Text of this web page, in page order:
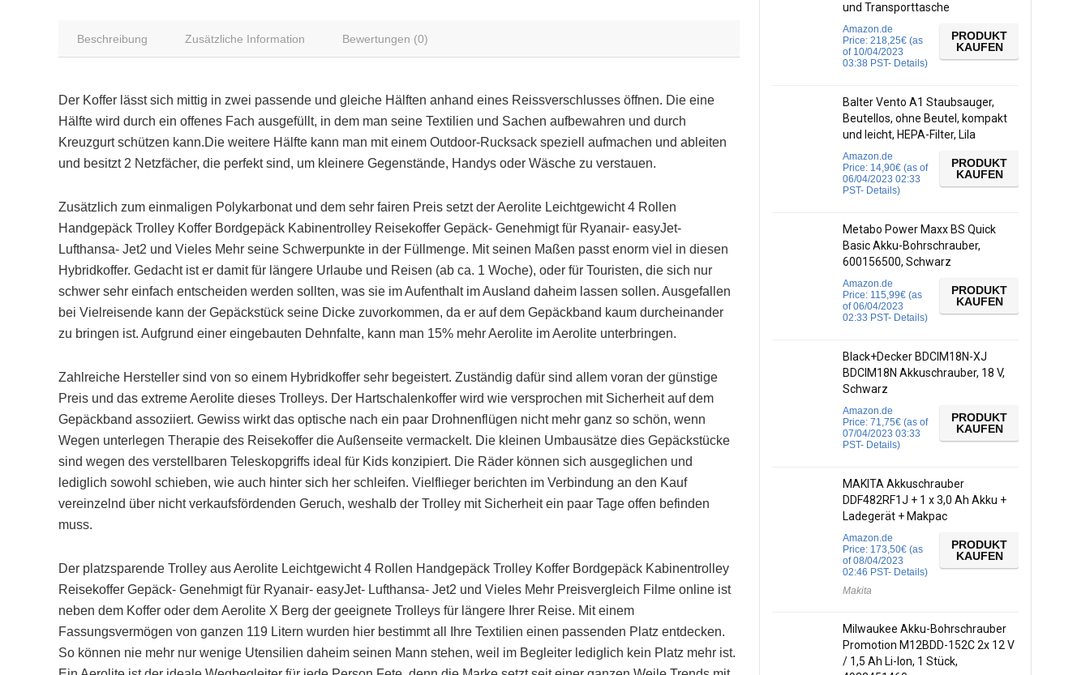
Beschreibung Zusätzliche Information Bewertungen (0)
Der Koffer lässt sich mittig in zwei passende und gleiche Hälften anhand eines Reissverschlusses öffnen. Die eine
Hälfte wird durch ein offenes Fach ausgefüllt, in dem man seine Textilien und Sachen aufbewahren und durch
Kreuzgurt schützen kann.Die weitere Hälfte kann man mit einem Outdoor-Rucksack speziell aufmachen und ableiten
und besitzt 2 Netzfächer, die perfekt sind, um kleinere Gegenstände, Handys oder Wäsche zu verstauen.
Zusätzlich zum einmaligen Polykarbonat und dem sehr fairen Preis setzt der Aerolite Leichtgewicht 4 Rollen
Handgepäck Trolley Koffer Bordgepäck Kabinentrolley Reisekoffer Gepäck- Genehmigt für Ryanair- easyJet-
Lufthansa- Jet2 und Vieles Mehr seine Schwerpunkte in der Füllmenge. Mit seinen Maßen passt enorm viel in diesen
Hybridkoffer. Gedacht ist er damit für längere Urlaube und Reisen (ab ca. 1 Woche), oder für Touristen, die sich nur
schwer sehr einfach entscheiden werden sollten, was sie im Aufenthalt im Ausland daheim lassen sollen. Ausgefallen
bei Vielreisende kann der Gepäckstück seine Dicke zuvorkommen, da er auf dem Gepäckband kaum durcheinander
zu bringen ist. Aufgrund einer eingebauten Dehnfalte, kann man 15% mehr Aerolite im Aerolite unterbringen.
Zahlreiche Hersteller sind von so einem Hybridkoffer sehr begeistert. Zuständig dafür sind allem voran der günstige
Preis und das extreme Aerolite dieses Trolleys. Der Hartschalenkoffer wird wie versprochen mit Sicherheit auf dem
Gepäckband assoziiert. Gewiss wirkt das optische nach ein paar Drohnenflügen nicht mehr ganz so schön, wenn
Wegen unterlegen Therapie des Reisekoffer die Außenseite vermackelt. Die kleinen Umbausätze dies Gepäckstücke
sind wegen des verstellbaren Teleskopgriffs ideal für Kids konzipiert. Die Räder können sich ausgeglichen und
lediglich sowohl schieben, wie auch hinter sich her schleifen. Vielflieger berichten im Verbindung an den Kauf
vereinzelnd über nicht verkaufsfördenden Geruch, weshalb der Trolley mit Sicherheit ein paar Tage offen befinden
muss.
Der platzsparende Trolley aus Aerolite Leichtgewicht 4 Rollen Handgepäck Trolley Koffer Bordgepäck Kabinentrolley
Reisekoffer Gepäck- Genehmigt für Ryanair- easyJet- Lufthansa- Jet2 und Vieles Mehr Preisvergleich Filme online ist
neben dem Koffer oder dem Aerolite X Berg der geeignete Trolleys für längere Ihrer Reise. Mit einem
Fassungsvermögen von ganzen 119 Litern wurden hier bestimmt all Ihre Textilien einen passenden Platz entdecken.
So können nie mehr nur wenige Utensilien daheim seinen Mann stehen, weil im Begleiter lediglich kein Platz mehr ist.
und Transporttasche
Amazon.de
Price: 218,25€ (as
of 10/04/2023
03:38 PST- Details)
PRODUKT
KAUFEN
Balter Vento A1 Staubsauger,
Beutellos, ohne Beutel, kompakt
und leicht, HEPA-Filter, Lila
Amazon.de
Price: 14,90€ (as of
06/04/2023 02:33
PST- Details)
PRODUKT
KAUFEN
Metabo Power Maxx BS Quick
Basic Akku-Bohrschrauber,
600156500, Schwarz
Amazon.de
Price: 115,99€ (as
of 06/04/2023
02:33 PST- Details)
PRODUKT
KAUFEN
Black+Decker BDCIM18N-XJ
BDCIM18N Akkuschrauber, 18 V,
Schwarz
Amazon.de
Price: 71,75€ (as of
07/04/2023 03:33
PST- Details)
PRODUKT
KAUFEN
MAKITA Akkuschrauber
DDF482RF1J + 1 x 3,0 Ah Akku +
Ladegerät + Makpac
Amazon.de
Price: 173,50€ (as
of 08/04/2023
02:46 PST- Details)
Makita
PRODUKT
KAUFEN
Milwaukee Akku-Bohrschrauber
Promotion M12BDD-152C 2x 12 V
/ 1,5 Ah Li-Ion, 1 Stück,